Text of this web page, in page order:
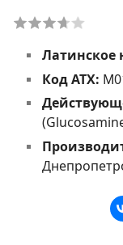
Латинское
Код АТХ: